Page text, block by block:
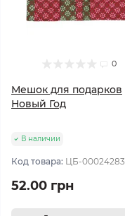
0
Мешок для подарков
Новый Год
В наличии
Код товара: ЦБ-00024283
52.00 грн